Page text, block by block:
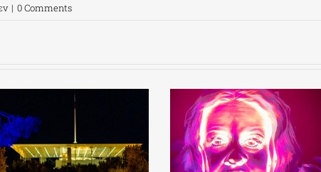
| 0 Comments